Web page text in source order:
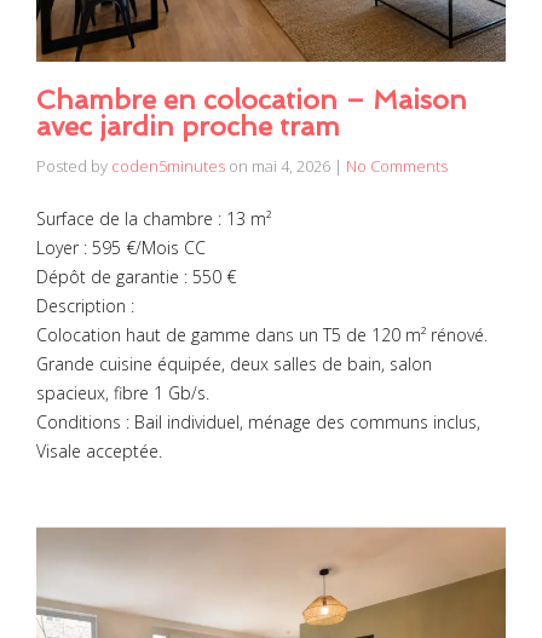
Chambre en colocation – Maison
avec jardin proche tram
Posted by coden5minutes on mai 4, 2026 | No Comments
Surface de la chambre : 13 m²
Loyer : 595 €/Mois CC
Dépôt de garantie : 550 €
Description :
Colocation haut de gamme dans un T5 de 120 m² rénové.
Grande cuisine équipée, deux salles de bain, salon
spacieux, fibre 1 Gb/s.
Conditions : Bail individuel, ménage des communs inclus,
Visale acceptée.